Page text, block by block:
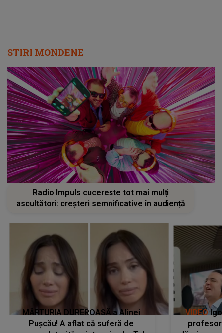
STIRI MONDENE
Radio Impuls cucerește tot mai mulți
ascultători: creșteri semnificative în audiență
MĂRTURIA DUREROASĂ a Alinei
Pușcău! A aflat că suferă de
VIDEO